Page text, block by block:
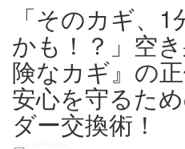
「そのカギ、
かも！？」空
険なカギ』の
安心を守るた
ダー交換術！